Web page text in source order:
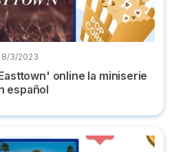
8/3/2023
online la miniserie
español
todas las temporadas en